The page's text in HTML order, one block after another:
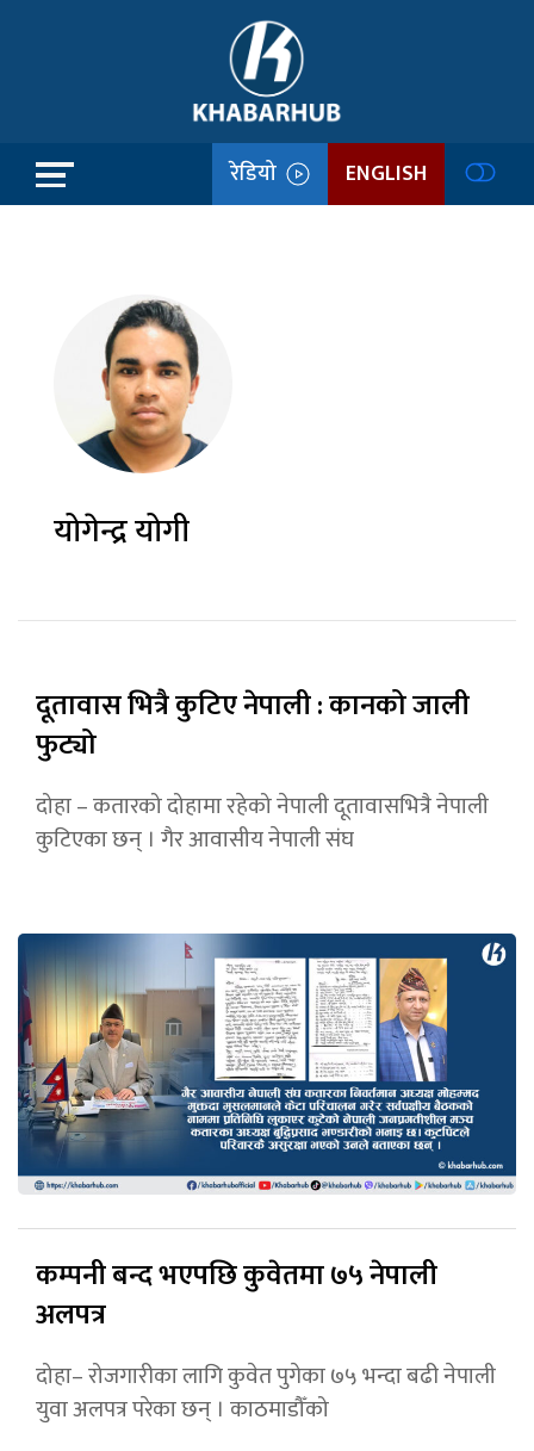
रेडियो ENGLISH
योगेन्द्र योगी
दूतावास भित्रै कुटिए नेपाली : कानको जाली
फुट्यो
दोहा – कतारको दोहामा रहेको नेपाली दूतावासभित्रै नेपाली
कुटिएका छन् । गैर आवासीय नेपाली संघ
कम्पनी बन्द भएपछि कुवेतमा ७५ नेपाली
अलपत्र
दोहा– रोजगारीका लागि कुवेत पुगेका ७५ भन्दा बढी नेपाली
युवा अलपत्र परेका छन् । काठमाडौँको